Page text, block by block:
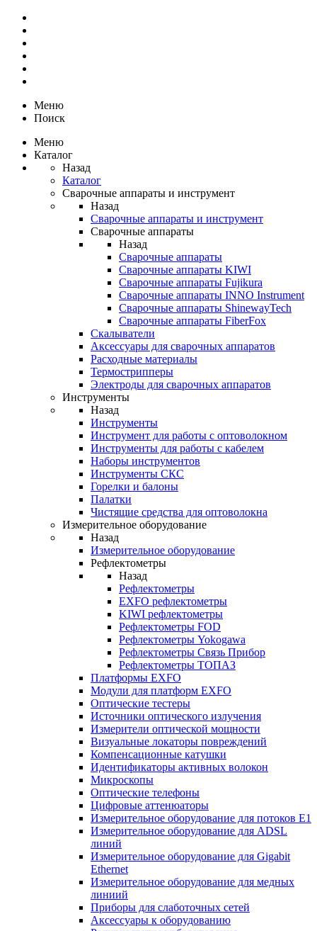
Меню
Поиск
Меню
Каталог
Назад
Каталог
Сварочные аппараты и инструмент
Назад
Сварочные аппараты и инструмент
Сварочные аппараты
Назад
Сварочные аппараты
Сварочные аппараты KIWI
Сварочные аппараты Fujikura
Сварочные аппараты INNO Instrument
Сварочные аппараты ShinewayTech
Cварочные аппараты FiberFox
Скалыватели
Аксессуары для сварочных аппаратов
Расходные материалы
Термострипперы
Электроды для сварочных аппаратов
Инструменты
Назад
Инструменты
Инструмент для работы с оптоволокном
Инструменты для работы с кабелем
Наборы инструментов
Инструменты СКС
Горелки и балоны
Палатки
Чистящие средства для оптоволокна
Измерительное оборудование
Назад
Измерительное оборудование
Рефлектометры
Назад
Рефлектометры
EXFO рефлектометры
KIWI рефлектометры
Рефлектометры FOD
Рефлектометры Yokogawa
Рефлектометры Связь Прибор
Рефлектометры ТОПАЗ
Платформы EXFO
Модули для платформ EXFO
Оптические тестеры
Источники оптического излучения
Измерители оптической мощности
Визуальные локаторы повреждений
Компенсационные катушки
Идентификаторы активных волокон
Микроскопы
Оптические телефоны
Цифровые аттенюаторы
Измерительное оборудование для потоков Е1
Измерительное оборудование для ADSL
линий
Измерительное оборудование для Gigabit
Ethernet
Измерительное оборудование для медных
линиий
Приборы для слаботочных сетей
Аксессуары к оборудованию